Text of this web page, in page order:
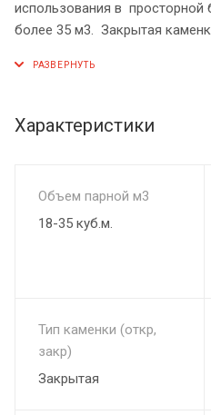
использования в
более 35 м3. Закрытая
пара, огонь, пылающий за
каменку (М2) позволяет
камней, подавать воду на
Характеристики
Объем парной м3
18-35 куб.м.
Тип каменки (откр,
закр)
Закрытая